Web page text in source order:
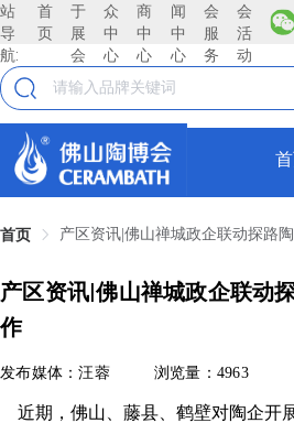
站
导
航:
首
页
于
展
会
众
中
心
商
中
心
闻
中
心
会
服
务
会
活
动
首页 产区资讯|佛山禅城政企联动探路
产区资讯|佛山禅城政企联动
作
发布媒体：汪蓉 浏览量：4963
近期，佛山、藤县、鹤壁对陶企开